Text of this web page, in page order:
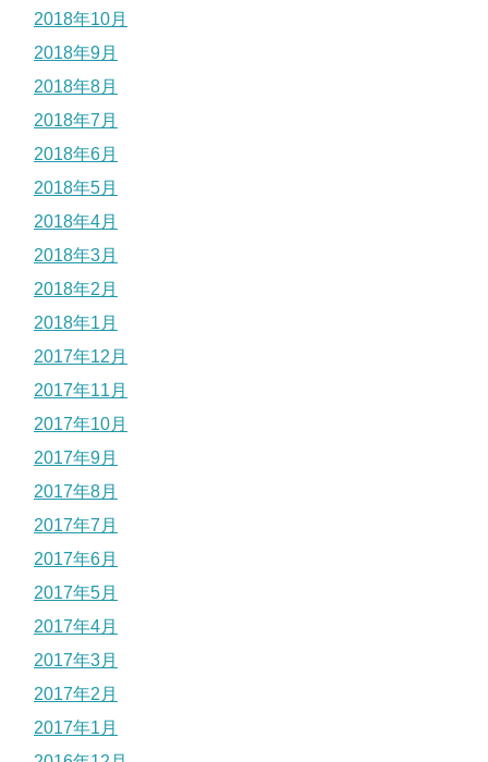
2018年10月
2018年9月
2018年8月
2018年7月
2018年6月
2018年5月
2018年4月
2018年3月
2018年2月
2018年1月
2017年12月
2017年11月
2017年10月
2017年9月
2017年8月
2017年7月
2017年6月
2017年5月
2017年4月
2017年3月
2017年2月
2017年1月